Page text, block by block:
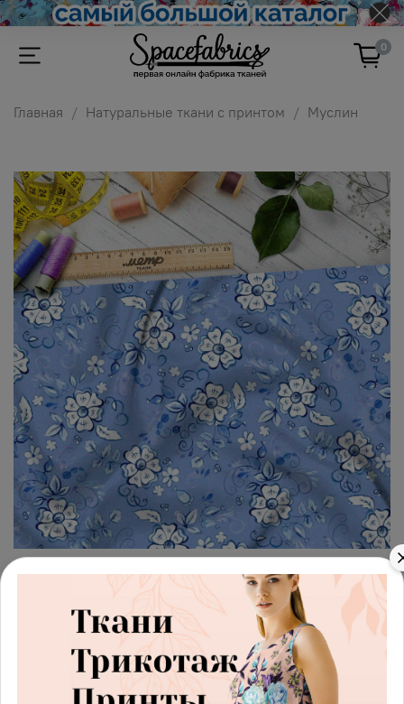
0
Главная Натуральные ткани с принтом Муслин
(0) арт.42871276_muslin
Ткань муслин редкие
элементы гжели на голубом
фоне